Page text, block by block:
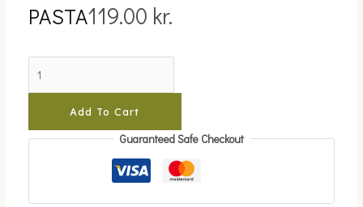
PASTA119.00 kr.
Add To Cart
Guaranteed Safe Checkout